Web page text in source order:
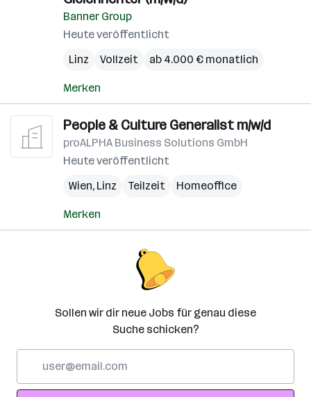
Banner Group
Heute veröffentlicht
Linz
Vollzeit ab 4.000 € monatlich
Merken
People & Culture Generalist m/w/d
proALPHA Business Solutions GmbH
Heute veröffentlicht
Wien, Linz Teilzeit Homeoffice
Merken
Sollen wir dir neue Jobs für genau diese
Suche schicken?
Adresse